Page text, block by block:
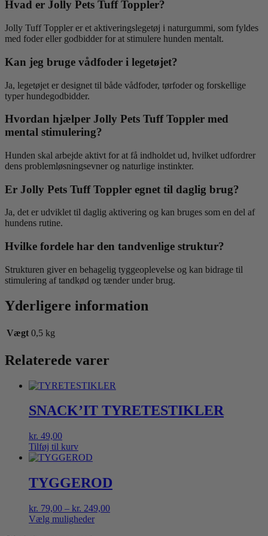
Hvad er Jolly Pets Tuff Toppler?
Jolly Tuff Toppler er et aktiveringslegetøj i naturgummi, som fyldes
med foder eller godbidder for at stimulere hunden mentalt.
Kan jeg bruge vådfoder i legetøjet?
Ja, legetøjet er designet til både vådfoder, tørfoder og forskellige
typer hundegodbidder.
Hvordan hjælper Jolly Pets Tuff Toppler med
mental stimulering?
Hunden skal arbejde aktivt for at få indholdet ud, hvilket udfordrer
dens problemløsningsevner og naturlige instinkter.
Er Jolly Pets Tuff Toppler egnet til daglig brug?
Ja, det er udviklet til daglig aktivering og kan bruges som en del af
hundens rutine.
Hvilke fordele har den tandvenlige struktur?
Strukturen giver en behagelig tyggeoplevelse og kan bidrage til
stimulering af tandkød og tænder under brug.
Yderligere information
Vægt 0,5 kg
Relaterede varer
SNACK’IT TYRETESTIKLER
kr. 49,00
Tilføj til kurv
TYGGEROD
kr. 79,00 – kr. 249,00Prisinterval:
Vælg muligheder